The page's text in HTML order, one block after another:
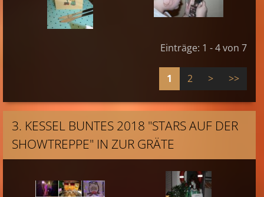
Einträge: 1 - 4 von 7
1 2 > >>
3. KESSEL BUNTES 2018 "STARS AUF DER
SHOWTREPPE" IN ZUR GRÄTE